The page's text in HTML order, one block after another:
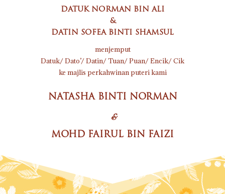
DATUK NORMAN BIN ALI
&
DATIN SOFEA BINTI SHAMSUL
menjemput
Datuk/ Dato’/ Datin/ Tuan/ Puan/ Encik/ Cik
ke majlis perkahwinan puteri kami
NATASHA BINTI NORMAN
&
MOHD FAIRUL BIN FAIZI